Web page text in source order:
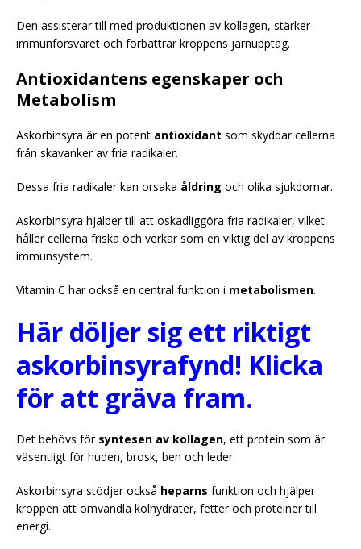
Den assisterar till med produktionen av kollagen, stärker
immunförsvaret och förbättrar kroppens järnupptag.
Antioxidantens egenskaper och
Metabolism
Askorbinsyra är en potent antioxidant som skyddar cellerna
från skavanker av fria radikaler.
Dessa fria radikaler kan orsaka åldring och olika sjukdomar.
Askorbinsyra hjälper till att oskadliggöra fria radikaler, vilket
håller cellerna friska och verkar som en viktig del av kroppens
immunsystem.
Vitamin C har också en central funktion i metabolismen.
Här döljer sig ett riktigt
askorbinsyrafynd! Klicka
för att gräva fram.
Det behövs för syntesen av kollagen, ett protein som är
väsentligt för huden, brosk, ben och leder.
Askorbinsyra stödjer också heparns funktion och hjälper
kroppen att omvandla kolhydrater, fetter och proteiner till
energi.